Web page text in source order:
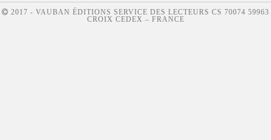
2017 - VAUBAN ÉDITIONS SERVICE DES LECTEURS CS 70074 59963
CROIX CEDEX – FRANCE